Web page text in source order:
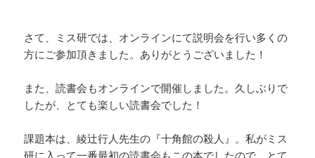
さて、ミス研では、オンラインにて説明会を行い多くの
方にご参加頂きました。ありがとうございました！
また、読書会もオンラインで開催しました。久しぶりで
したが、とても楽しい読書会でした！
課題本は、綾辻行人先生の『十角館の殺人』。私がミス